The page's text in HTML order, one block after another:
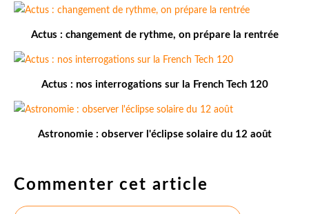
Actus : changement de rythme, on prépare la rentrée
Actus : nos interrogations sur la French Tech 120
Astronomie : observer l'éclipse solaire du 12 août
Commenter cet article